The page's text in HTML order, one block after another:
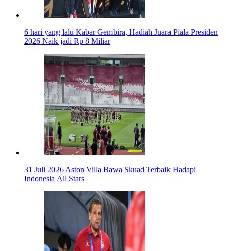
6 hari yang lalu Kabar Gembira, Hadiah Juara Piala Presiden
2026 Naik jadi Rp 8 Miliar
31 Juli 2026 Aston Villa Bawa Skuad Terbaik Hadapi
Indonesia All Stars